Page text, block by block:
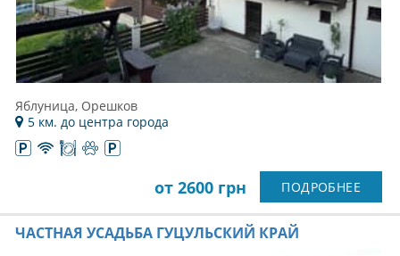
Яблуница, Орешков
5 км. до центра города
от 2600 грн ПОДРОБНЕЕ
ЧАСТНАЯ УСАДЬБА ГУЦУЛЬСКИЙ КРАЙ